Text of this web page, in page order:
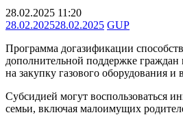
28.02.2025 11:20
28.02.202528.02.2025 GUP
Программа догазификации
дополнительной поддержке
на закупку газового оборудования
Субсидией могут воспользоваться
семьи, включая малоимущих